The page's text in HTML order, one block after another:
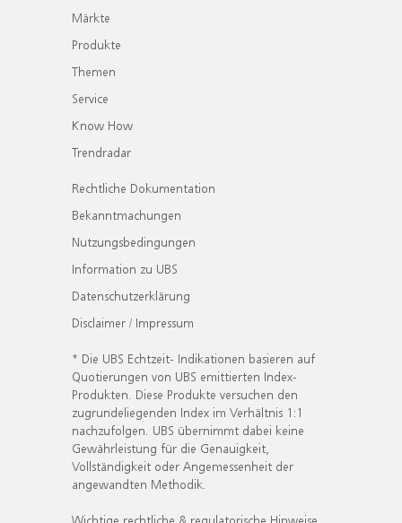
Märkte
Produkte
Themen
Service
Know How
Trendradar
Rechtliche Dokumentation
Bekanntmachungen
Nutzungsbedingungen
Information zu UBS
Datenschutzerklärung
Disclaimer / Impressum
* Die UBS Echtzeit- Indikationen basieren auf
Quotierungen von UBS emittierten Index-
Produkten. Diese Produkte versuchen den
zugrundeliegenden Index im Verhältnis 1:1
nachzufolgen. UBS übernimmt dabei keine
Gewährleistung für die Genauigkeit,
Vollständigkeit oder Angemessenheit der
angewandten Methodik.